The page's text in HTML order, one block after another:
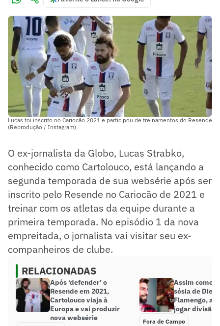
Lucas foi inscrito no Cariocão 2021 e participou de treinamentos do Resende
(Reprodução / Instagram)
O ex-jornalista da Globo, Lucas Strabko,
conhecido como Cartolouco, está lançando a
segunda temporada de sua websérie após ser
inscrito pelo Resende no Cariocão de 2021 e
treinar com os atletas da equipe durante a
primeira temporada. No episódio 1 da nova
empreitada, o jornalista vai visitar seu ex-
companheiros de clube.
RELACIONADAS
Após ‘defender’ o
Resende em 2021,
Cartolouco viaja à
Europa e vai produzir
nova websérie
Assim como
sósia de
Flamengo,
jogar divisão
Fora de Campo